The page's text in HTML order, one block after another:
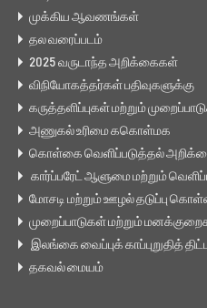
முக்கிய ஆவணங்கள்
தல வரைப்படம்
2025 வருடாந்த அறிக்கைகள்
விநியோகத்தர்கள் பதிவுகளுக்கு
கருத்தளிப்புகள் மற்றும்
அணுகல் உரிமை ககொள்மக
கொள்கை வெளிப்படுத்தல்
கார்ப்பரேட் ஆளுமை மற்றும்
மோசடி மற்றும் ஊழல் தடுப்பு
முறைப்பாடுகள் மற்றும்
இலங்கை வைப்புக் காப்புறுதித்
தகவல் மையம்